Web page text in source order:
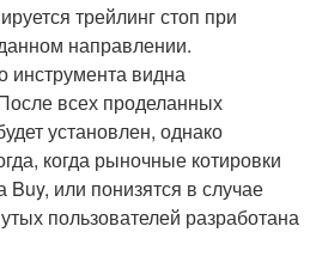
трейлинг стоп при
направлении.
инструмента видна
всех проделанных
установлен, однако
когда рыночные котировки
Buy, или понизятся в случае
пользователей разработана